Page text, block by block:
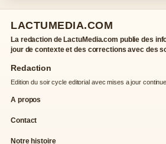
LACTUMEDIA.COM
La redaction de LactuMedia.com publie des
jour de contexte et des corrections avec des
Redaction
Edition du soir cycle editorial avec mises a jour
A propos
Contact
Notre histoire